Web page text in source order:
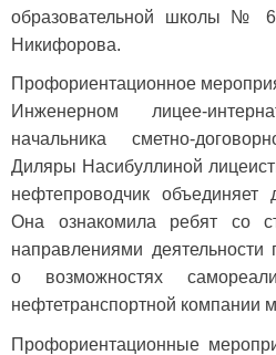
образовательной школы № 6
Никифорова.
Профориентационное
Инженерном лицее-
начальника сметно-
Диляры Насибуллиной
нефтепроводчик объединяет
Она ознакомила ребят со
направлениями деятельности
о возможностях
нефтетранспортной компании
Профориентационные